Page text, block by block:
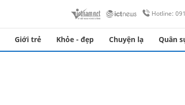
Hotline:
Giới trẻ Khỏe - đẹp Chuyện lạ Quân